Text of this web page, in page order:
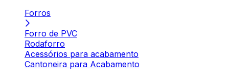
Forros
Forro de PVC
Rodaforro
Acessórios para acabamento
Cantoneira para Acabamento